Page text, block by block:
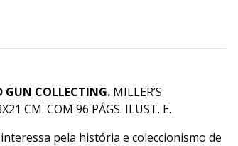
GUN COLLECTING. MILLER’S
CM. COM 96 PÁGS. ILUST. E.
pela história e coleccionismo de